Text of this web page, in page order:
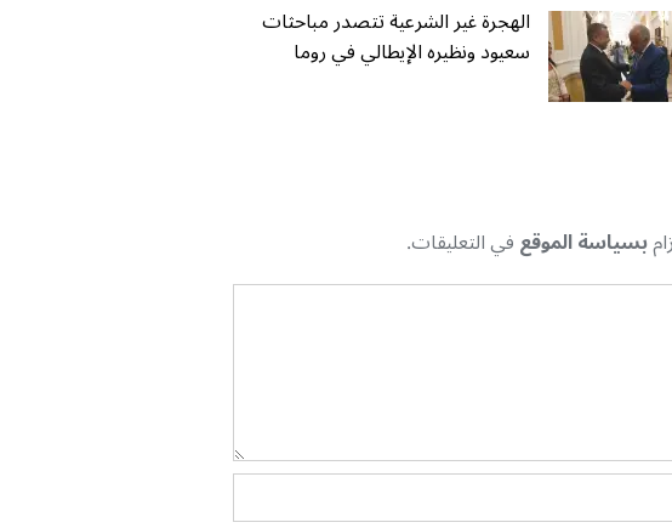
الهجرة غير الشرعية تتصدر مباحثات
سعيود ونظيره الإيطالي في روما
بسياسة الموقعفي التعليقات.